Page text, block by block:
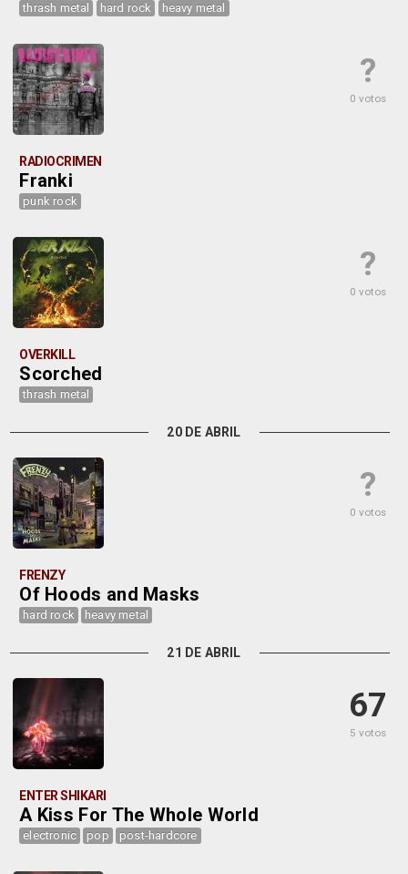
thrash metal hard rock heavy metal
?
0 votos
RADIOCRIMEN
Franki
punk rock
?
0 votos
OVERKILL
Scorched
thrash metal
20 DE ABRIL
?
0 votos
FRENZY
Of Hoods and Masks
hard rock heavy metal
21 DE ABRIL
67
5 votos
ENTER SHIKARI
A Kiss For The Whole World
electronic pop post-hardcore